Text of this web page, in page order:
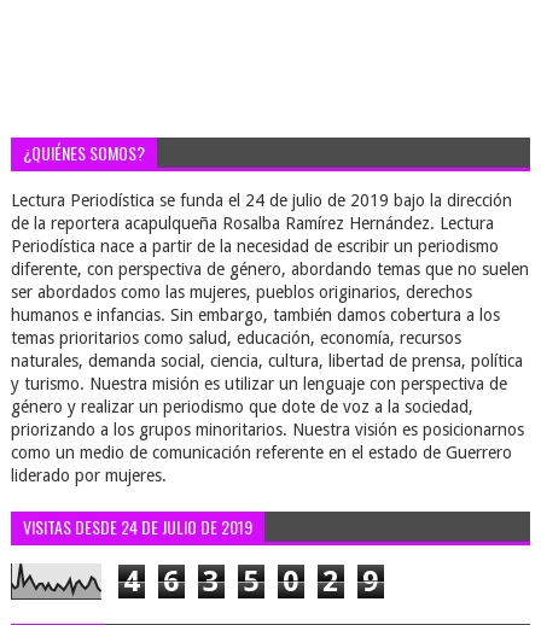
¿QUIÉNES SOMOS?
Lectura Periodística se funda el 24 de julio de 2019 bajo la dirección
de la reportera acapulqueña Rosalba Ramírez Hernández. Lectura
Periodística nace a partir de la necesidad de escribir un periodismo
diferente, con perspectiva de género, abordando temas que no suelen
ser abordados como las mujeres, pueblos originarios, derechos
humanos e infancias. Sin embargo, también damos cobertura a los
temas prioritarios como salud, educación, economía, recursos
naturales, demanda social, ciencia, cultura, libertad de prensa, política
y turismo. Nuestra misión es utilizar un lenguaje con perspectiva de
género y realizar un periodismo que dote de voz a la sociedad,
priorizando a los grupos minoritarios. Nuestra visión es posicionarnos
como un medio de comunicación referente en el estado de Guerrero
liderado por mujeres.
VISITAS DESDE 24 DE JULIO DE 2019
4 6 3 5 0 2 9